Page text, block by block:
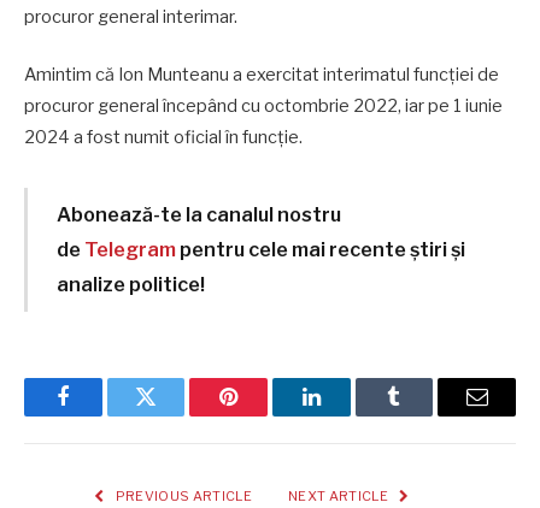
procuror general interimar.
Amintim că Ion Munteanu a exercitat interimatul funcției de
procuror general începând cu octombrie 2022, iar pe 1 iunie
2024 a fost numit oficial în funcție.
Abonează-te la canalul nostru
de Telegram pentru cele mai recente știri și
analize politice!
FacebookTwitter Pinterest LinkedInTumblr Email
PREVIOUS ARTICLE NEXT ARTICLE